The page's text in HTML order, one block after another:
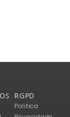
RGPD
Politica